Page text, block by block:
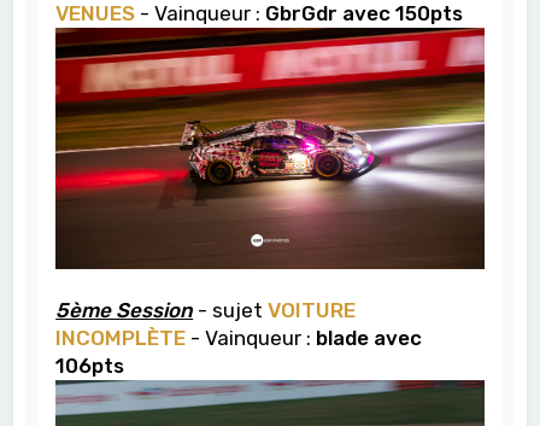
VENUES - Vainqueur : GbrGdr avec 150pts
5ème Session - sujetVOITURE
INCOMPLÈTE - Vainqueur : blade avec
106pts